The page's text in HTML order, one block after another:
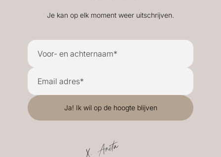
Je kan op elk moment weer uitschrijven.
X. Anita